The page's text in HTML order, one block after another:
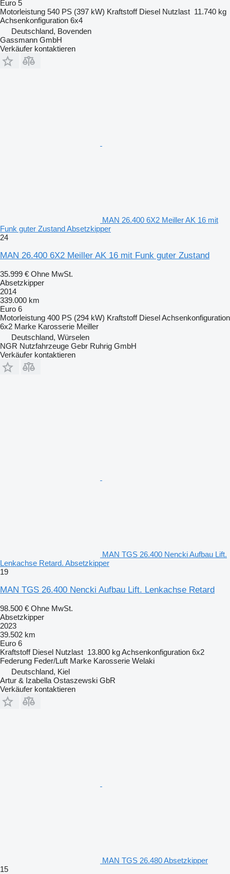
Euro 5
Motorleistung 540 PS (397 kW) Kraftstoff Diesel Nutzlast 11.740 kg
Achsenkonfiguration 6x4
Deutschland, Bovenden
Gassmann GmbH
Verkäufer kontaktieren
MAN 26.400 6X2 Meiller AK 16 mit
Funk guter Zustand Absetzkipper
24
MAN 26.400 6X2 Meiller AK 16 mit Funk guter Zustand
35.999 € Ohne MwSt.
Absetzkipper
2014
339.000 km
Euro 6
Motorleistung 400 PS (294 kW) Kraftstoff DieselAchsenkonfiguration
6x2 Marke Karosserie Meiller
Deutschland, Würselen
NGR Nutzfahrzeuge Gebr Ruhrig GmbH
Verkäufer kontaktieren
MAN TGS 26.400 Nencki Aufbau Lift.
Lenkachse Retard. Absetzkipper
19
MAN TGS 26.400 Nencki Aufbau Lift. Lenkachse Retard
98.500 € Ohne MwSt.
Absetzkipper
2023
39.502 km
Euro 6
Kraftstoff Diesel Nutzlast 13.800 kgAchsenkonfiguration 6x2
Federung Feder/Luft Marke Karosserie Welaki
Deutschland, Kiel
Artur & Izabella Ostaszewski GbR
Verkäufer kontaktieren
MAN TGS 26.480 Absetzkipper
15